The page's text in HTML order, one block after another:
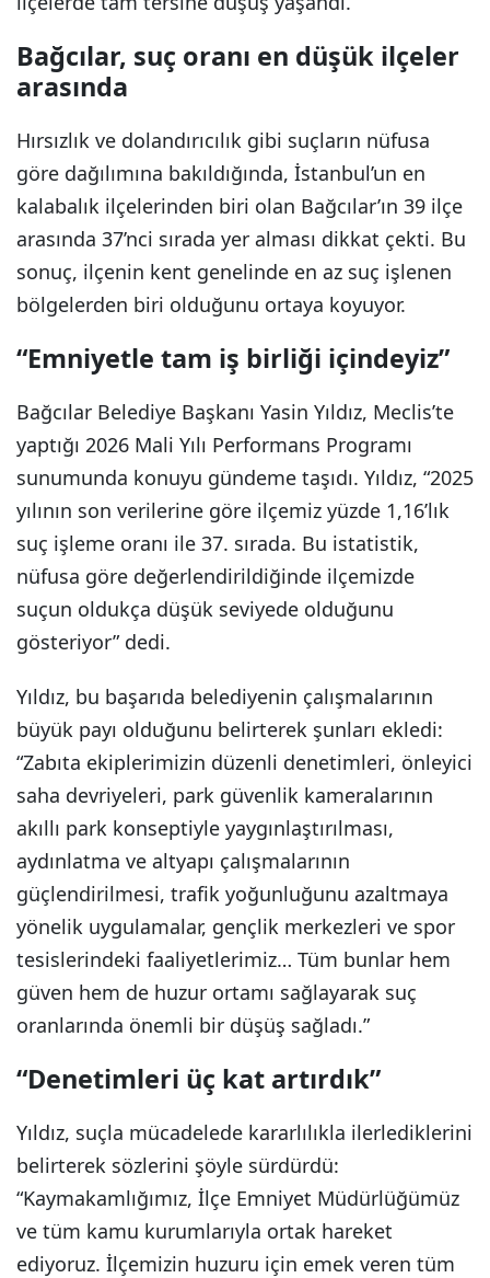
Bağcılar, suç oranı en düşük ilçeler
arasında
Hırsızlık ve dolandırıcılık gibi suçların nüfusa
göre dağılımına bakıldığında, İstanbul’un en
kalabalık ilçelerinden biri olan Bağcılar’ın 39 ilçe
arasında 37’nci sırada yer alması dikkat çekti. Bu
sonuç, ilçenin kent genelinde en az suç işlenen
bölgelerden biri olduğunu ortaya koyuyor.
“Emniyetle tam iş birliği içindeyiz”
Bağcılar Belediye Başkanı Yasin Yıldız, Meclis’te
yaptığı 2026 Mali Yılı Performans Programı
sunumunda konuyu gündeme taşıdı. Yıldız, “2025
yılının son verilerine göre ilçemiz yüzde 1,16’lık
suç işleme oranı ile 37. sırada. Bu istatistik,
nüfusa göre değerlendirildiğinde ilçemizde
suçun oldukça düşük seviyede olduğunu
gösteriyor” dedi.
Yıldız, bu başarıda belediyenin çalışmalarının
büyük payı olduğunu belirterek şunları ekledi:
“Zabıta ekiplerimizin düzenli denetimleri, önleyici
saha devriyeleri, park güvenlik kameralarının
akıllı park konseptiyle yaygınlaştırılması,
aydınlatma ve altyapı çalışmalarının
güçlendirilmesi, trafik yoğunluğunu azaltmaya
yönelik uygulamalar, gençlik merkezleri ve spor
tesislerindeki faaliyetlerimiz… Tüm bunlar hem
güven hem de huzur ortamı sağlayarak suç
oranlarında önemli bir düşüş sağladı.”
“Denetimleri üç kat artırdık”
Yıldız, suçla mücadelede kararlılıkla ilerlediklerini
belirterek sözlerini şöyle sürdürdü:
“Kaymakamlığımız, İlçe Emniyet Müdürlüğümüz
ve tüm kamu kurumlarıyla ortak hareket
ediyoruz. İlçemizin huzuru için emek veren tüm